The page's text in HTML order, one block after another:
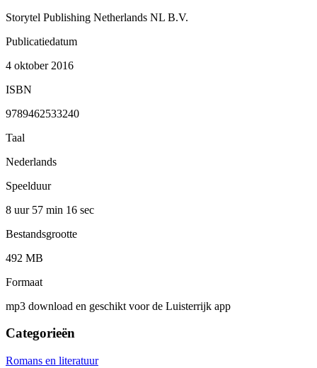
Storytel Publishing Netherlands NL B.V.
Publicatiedatum
4 oktober 2016
ISBN
9789462533240
Taal
Nederlands
Speelduur
8 uur 57 min 16 sec
Bestandsgrootte
492 MB
Formaat
mp3 download en geschikt voor de Luisterrijk app
Categorieën
Romans en literatuur